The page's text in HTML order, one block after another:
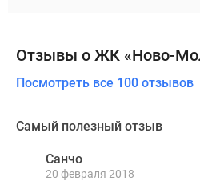
Отзывы о ЖК «Ново-
Посмотреть все 100 отзывов
Самый полезный отзыв
Санчо
20 февраля 2018